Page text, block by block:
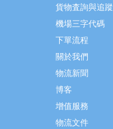
貨物査詢與追蹤
機場三字代碼
下單流程
關於我們
物流新聞
博客
增值服務
物流文件